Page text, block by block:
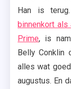
Han is
binnenkort
Prime, is
Belly Conklin
alles wat
augustus. En